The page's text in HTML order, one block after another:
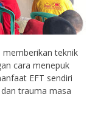
teknik
cara menepuk
EFT sendiri
trauma masa